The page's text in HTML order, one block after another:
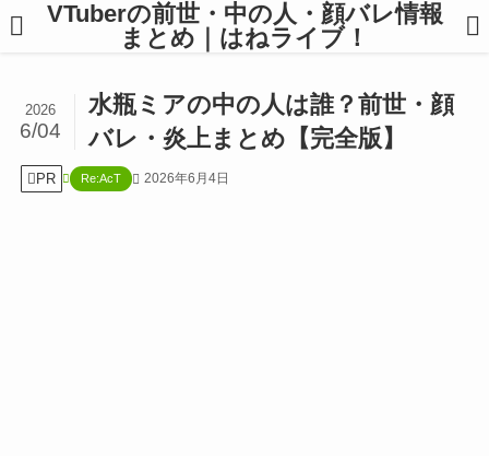
VTuberの前世・中の人・顔バレ情報
まとめ｜はねライブ！
水瓶ミアの中の人は誰？前世・顔
バレ・炎上まとめ【完全版】
2026
6/04
PR Re:AcT 2026年6月4日